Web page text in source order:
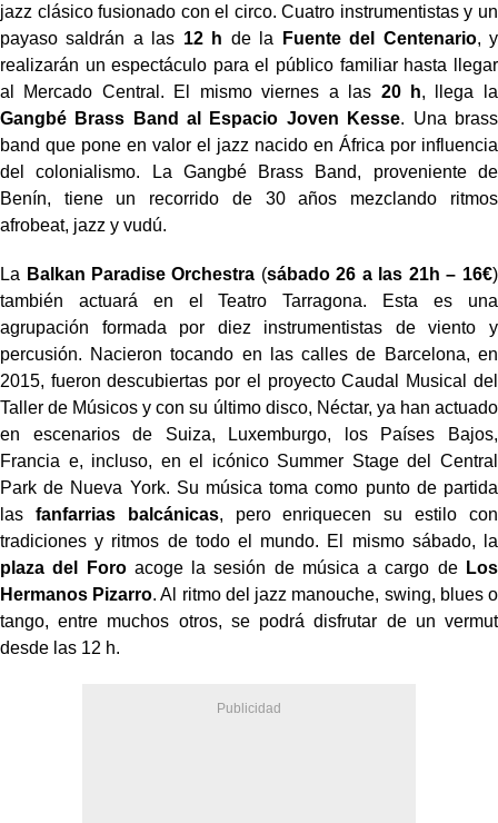
jazz clásico fusionado con el circo. Cuatro instrumentistas y un
payaso saldrán a las 12 h de la Fuente del Centenario, y
realizarán un espectáculo para el público familiar hasta llegar
al Mercado Central. El mismo viernes a las 20 h, llega la
Gangbé Brass Band al Espacio Joven Kesse. Una brass
band que pone en valor el jazz nacido en África por influencia
del colonialismo. La Gangbé Brass Band, proveniente de
Benín, tiene un recorrido de 30 años mezclando ritmos
afrobeat, jazz y vudú.
La Balkan Paradise Orchestra (sábado 26 a las 21h – 16€)
también actuará en el Teatro Tarragona. Esta es una
agrupación formada por diez instrumentistas de viento y
percusión. Nacieron tocando en las calles de Barcelona, en
2015, fueron descubiertas por el proyecto Caudal Musical del
Taller de Músicos y con su último disco, Néctar, ya han actuado
en escenarios de Suiza, Luxemburgo, los Países Bajos,
Francia e, incluso, en el icónico Summer Stage del Central
Park de Nueva York. Su música toma como punto de partida
las fanfarrias balcánicas, pero enriquecen su estilo con
tradiciones y ritmos de todo el mundo. El mismo sábado, la
plaza del Foroacoge la sesión de música a cargo de Los
Hermanos Pizarro. Al ritmo del jazz manouche, swing, blues o
tango, entre muchos otros, se podrá disfrutar de un vermut
desde las 12 h.